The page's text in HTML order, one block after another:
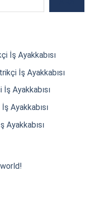
İş Ayakkabısı
İş Ayakkabısı
Ayakkabısı
Ayakkabısı
Ayakkabısı